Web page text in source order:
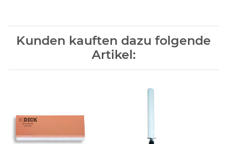
Kunden kauften dazu folgende
Artikel: